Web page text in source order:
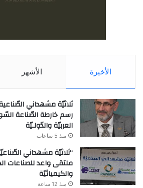
الأخيرة الأشهر
ثلاثيّة مشهداني
رسم خارطة الصّناعة
العربيّة والدّولـيّة
منذ 5 ساعات
“ثلاثيّة مشهداني
ملتقى واعد للصناعات
والكيميائيّة
منذ 12 ساعة